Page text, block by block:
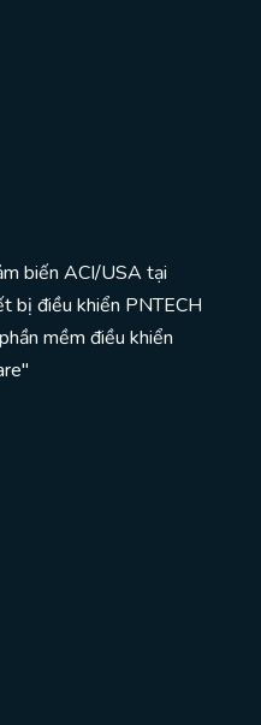
biến ACI/USA tại
bị điều khiển PNTECH
mềm điều khiển